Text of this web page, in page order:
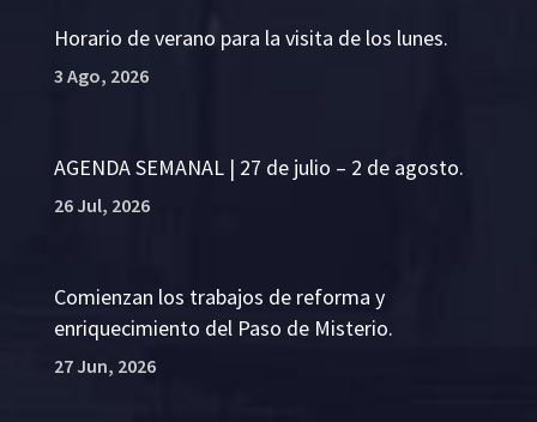
Horario de verano para la visita de los lunes.
3 Ago, 2026
AGENDA SEMANAL | 27 de julio – 2 de agosto.
26 Jul, 2026
Comienzan los trabajos de reforma y
enriquecimiento del Paso de Misterio.
27 Jun, 2026